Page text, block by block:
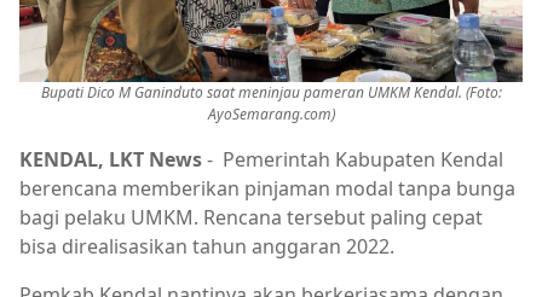
Bupati Dico M Ganinduto saat meninjau pameran UMKM Kendal. (Foto:
AyoSemarang.com)
KENDAL, LKT News- Pemerintah Kabupaten Kendal
berencana memberikan pinjaman modal tanpa bunga
bagi pelaku UMKM. Rencana tersebut paling cepat
bisa direalisasikan tahun anggaran 2022.